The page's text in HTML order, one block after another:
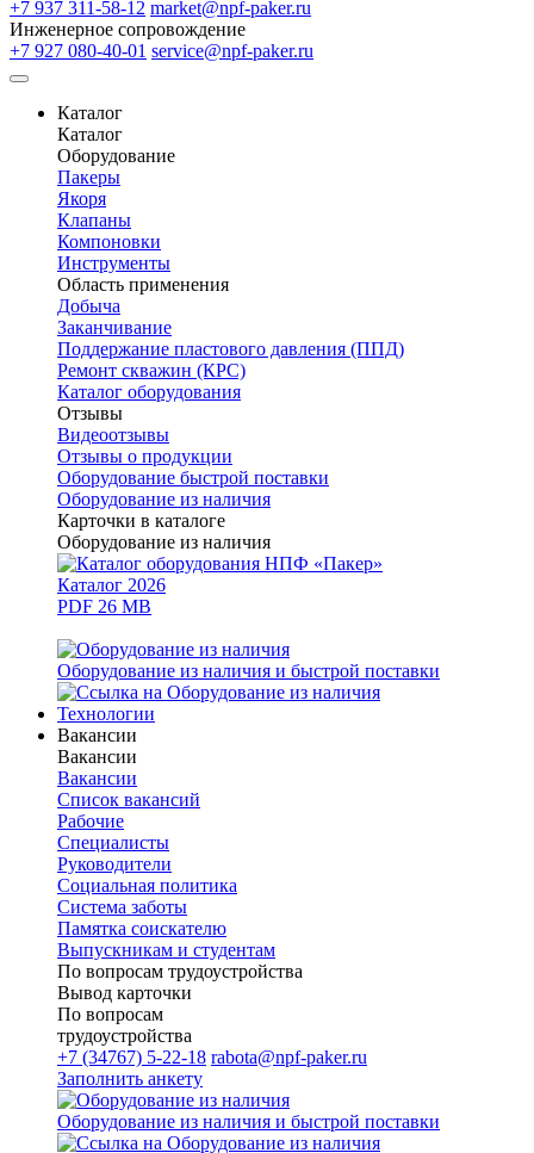
+7 937 311-58-12 market@npf-paker.ru
Инженерное сопровождение
+7 927 080-40-01 service@npf-paker.ru
Каталог
Каталог
Оборудование
Пакеры
Якоря
Клапаны
Компоновки
Инструменты
Область применения
Добыча
Заканчивание
Поддержание пластового давления (ППД)
Ремонт скважин (КРС)
Каталог оборудования
Отзывы
Видеоотзывы
Отзывы о продукции
Оборудование быстрой поставки
Оборудование из наличия
Карточки в каталоге
Оборудование из наличия
Каталог 2026
PDF 26 MB
Оборудование из наличия и быстрой поставки
Технологии
Вакансии
Вакансии
Вакансии
Список вакансий
Рабочие
Специалисты
Руководители
Cоциальная политика
Система заботы
Памятка соискателю
Выпускникам и студентам
По вопросам трудоустройства
Вывод карточки
По вопросам
трудоустройства
+7 (34767) 5-22-18 rabota@npf-paker.ru
Заполнить анкету
Оборудование из наличия и быстрой поставки